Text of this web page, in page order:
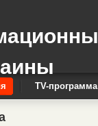
TV-программа